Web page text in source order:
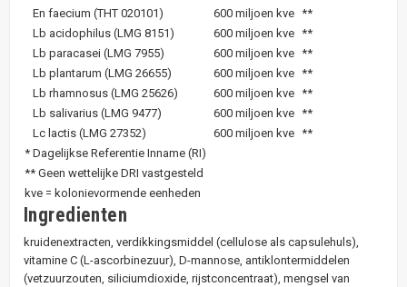
En faecium (THT 020101)
600 miljoen kve **
Lb acidophilus (LMG 8151)
600 miljoen kve **
Lb paracasei (LMG 7955)
600 miljoen kve **
Lb plantarum (LMG 26655)
600 miljoen kve **
Lb rhamnosus (LMG 25626)
600 miljoen kve **
Lb salivarius (LMG 9477)
600 miljoen kve **
Lc lactis (LMG 27352)
600 miljoen kve **
* Dagelijkse Referentie Inname (RI)
** Geen wettelijke DRI vastgesteld
kve = kolonievormende eenheden
Ingredienten
kruidenextracten, verdikkingsmiddel (cellulose als capsulehuls),
vitamine C (L-ascorbinezuur), D-mannose, antiklontermiddelen
(vetzuurzouten, siliciumdioxide, rijstconcentraat), mengsel van